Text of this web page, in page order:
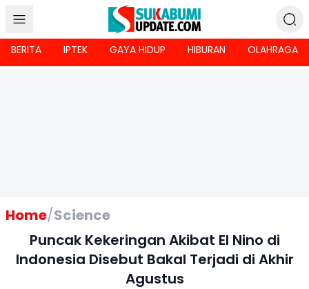
BERITA IPTEK GAYA HIDUP HIBURAN OLAHRAGA
Home/Science
Puncak Kekeringan Akibat El Nino di
Indonesia Disebut Bakal Terjadi di Akhir
Agustus